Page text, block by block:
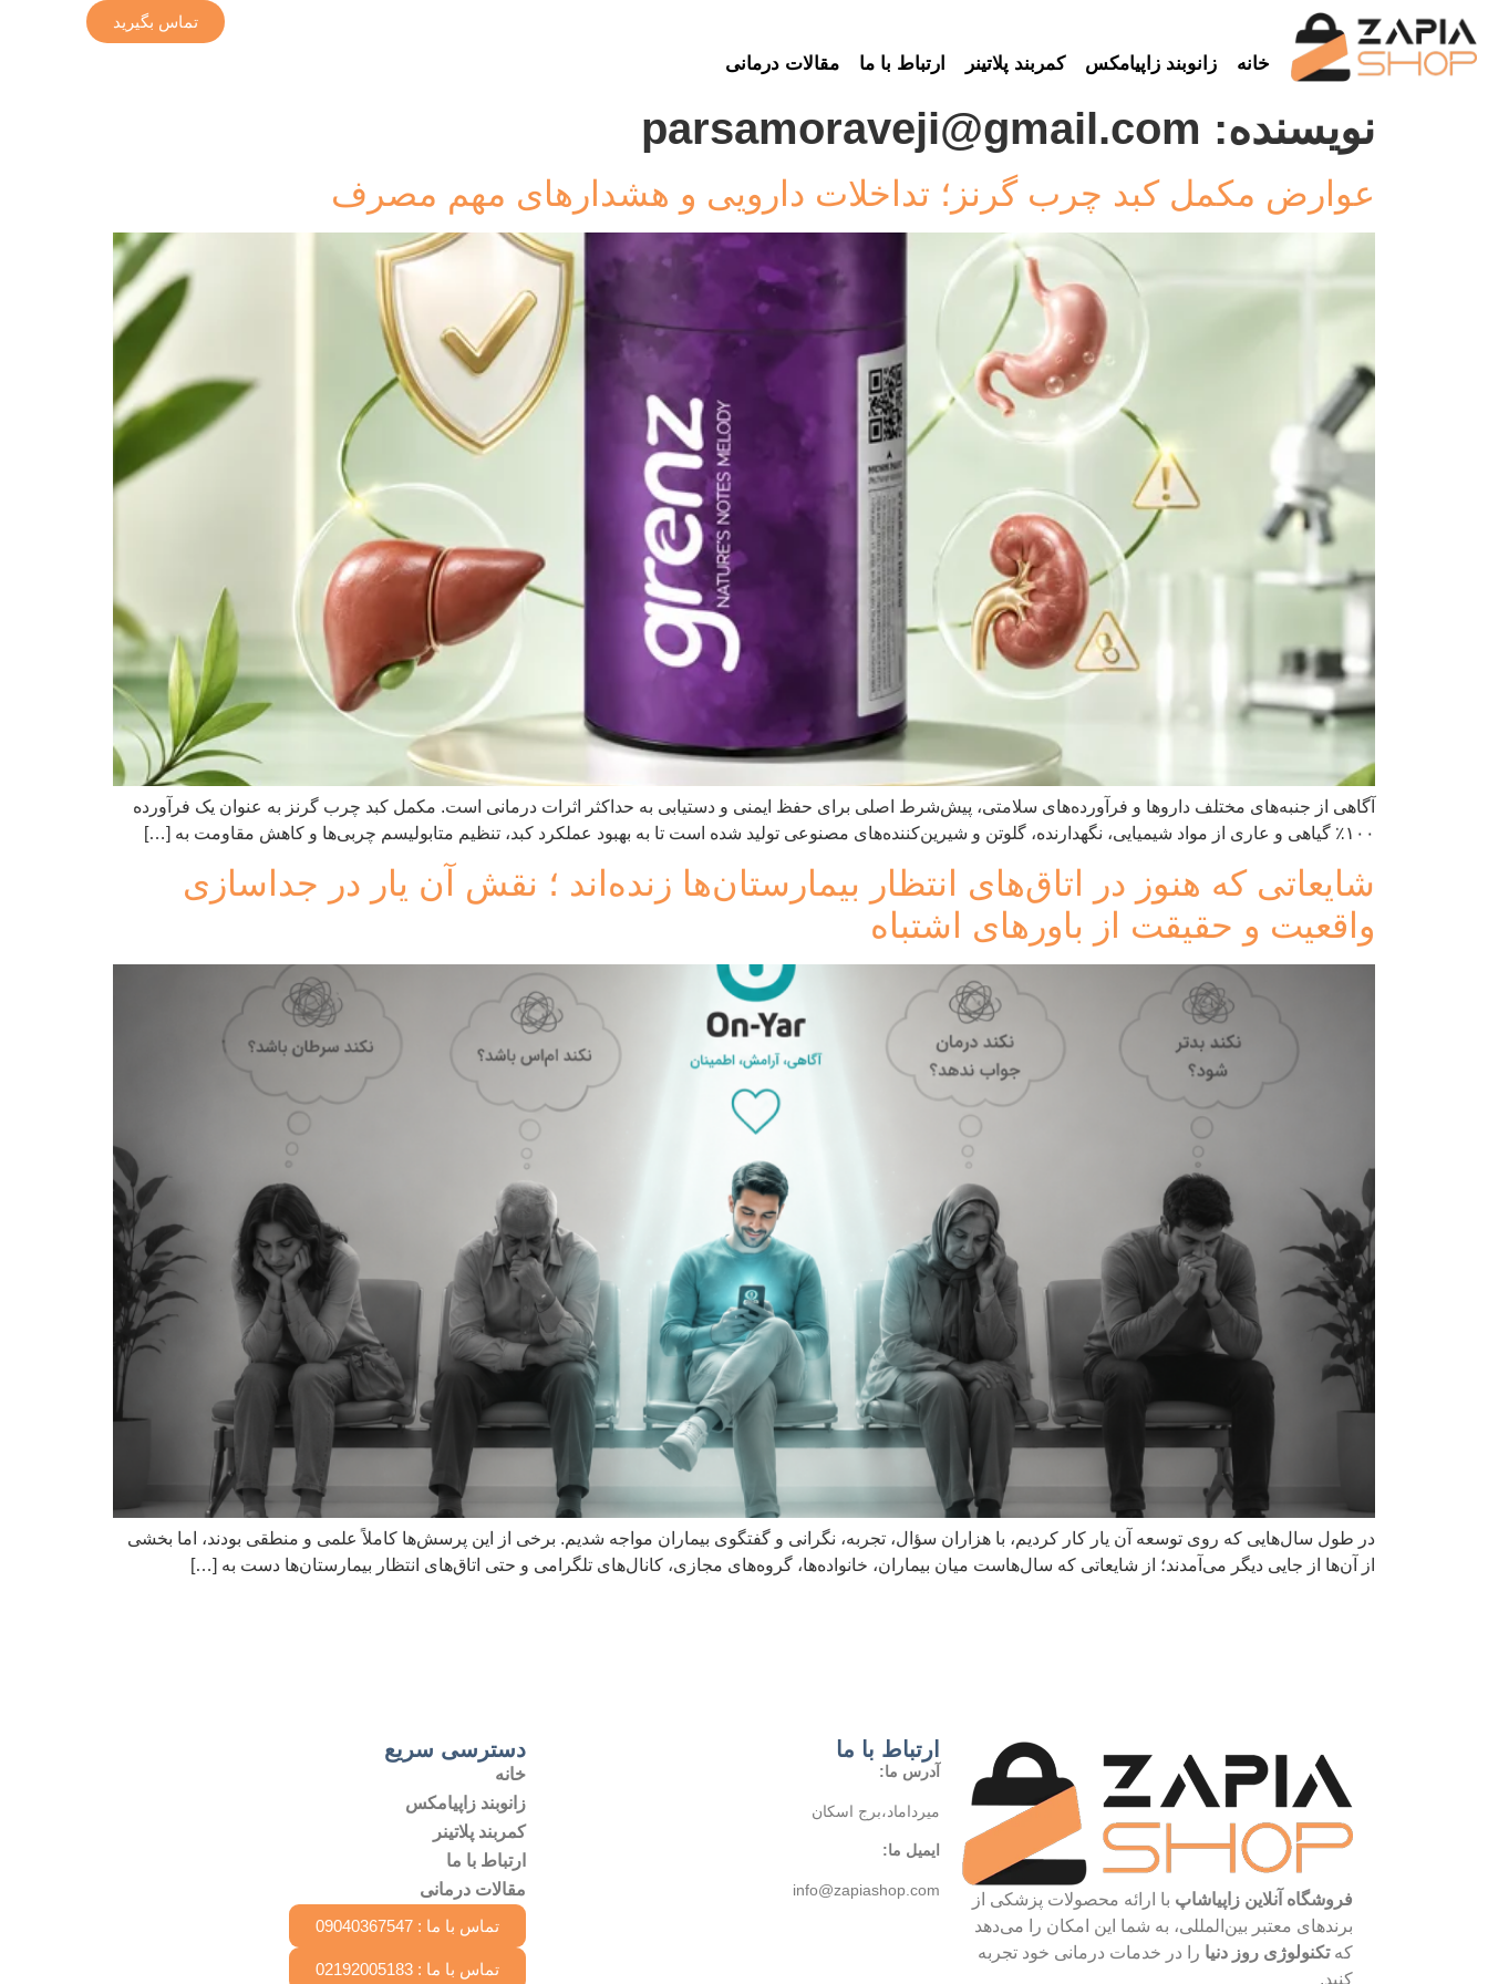
خانه زانوبند زاپیامکس کمربند پلاتینر ارتباط با ما مقالات درمانی
تماس بگیرید
نویسنده: parsamoraveji@gmail.com
عوارض مکمل کبد چرب گرنز؛ تداخلات دارویی و هشدارهای مهم مصرف
آگاهی از جنبه‌های مختلف داروها و فرآورده‌های سلامتی، پیش‌شرط اصلی برای حفظ ایمنی و دستیابی به حداکثر اثرات درمانی است. مکمل کبد چرب گرنز به عنوان یک فرآورده
۱۰۰٪ گیاهی و عاری از مواد شیمیایی، نگهدارنده، گلوتن و شیرین‌کننده‌های مصنوعی تولید شده است تا به بهبود عملکرد کبد، تنظیم متابولیسم چربی‌ها و کاهش مقاومت به […]
شایعاتی که هنوز در اتاق‌های انتظار بیمارستان‌ها زنده‌اند ؛ نقش آن یار در جداسازی
واقعیت و حقیقت از باورهای اشتباه
در طول سال‌هایی که روی توسعه آن یار کار کردیم، با هزاران سؤال، تجربه، نگرانی و گفتگوی بیماران مواجه شدیم. برخی از این پرسش‌ها کاملاً علمی و منطقی بودند، اما بخشی
از آن‌ها از جایی دیگر می‌آمدند؛ از شایعاتی که سال‌هاست میان بیماران، خانواده‌ها، گروه‌های مجازی، کانال‌های تلگرامی و حتی اتاق‌های انتظار بیمارستان‌ها دست به […]
فروشگاه آنلاین زاپیاشاپ با ارائه محصولات پزشکی از
برندهای معتبر بین‌المللی، به شما این امکان را می‌دهد
کهتکنولوژی روز دنیا را در خدمات درمانی خود تجربه
کنید.
ارتباط با ما
آدرس ما:
میرداماد،برج اسکان
ایمیل ما:
info@zapiashop.com
دسترسی سریع
خانه
زانوبند زاپیامکس
کمربند پلاتینر
ارتباط با ما
مقالات درمانی
تماس با ما : 09040367547
تماس با ما : 02192005183